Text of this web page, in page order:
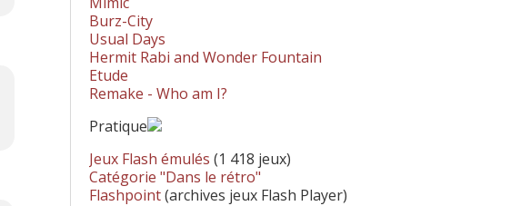
Burz-City
Usual Days
Hermit Rabi and Wonder Fountain
Etude
Remake - Who am I?
Pratique
Jeux Flash émulés (1 418 jeux)
Catégorie "Dans le rétro"
Flashpoint(archives jeux Flash Player)